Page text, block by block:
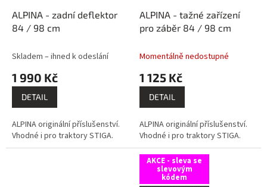
ALPINA - zadní deflektor
84 / 98 cm
Skladem – ihned k odeslání
1 990 Kč
DETAIL
ALPINA originální příslušenství.
Vhodné i pro traktory STIGA.
ALPINA - tažné zařízení
pro záběr 84 / 98 cm
Momentálně nedostupné
1 125 Kč
DETAIL
ALPINA originální příslušenství.
Vhodné i pro traktory STIGA.
AKCE - sleva se
slevovým
kódem